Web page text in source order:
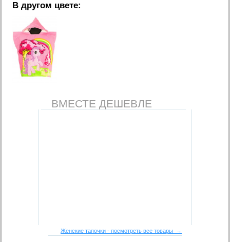
В другом цвете:
ВМЕСТЕ ДЕШЕВЛЕ
Женские тапочки - посмотреть все товары →